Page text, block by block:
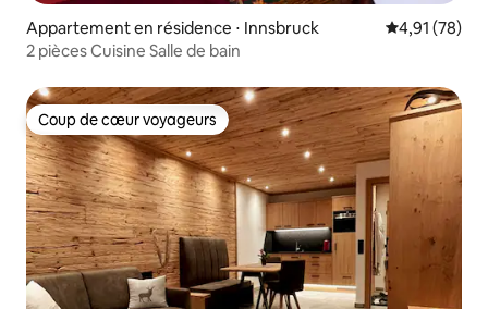
Appartement en résidence ⋅ Innsbruck Évaluation
4,91 (78)
2 pièces Cuisine Salle de bain
Coup de cœur voyageurs
Coup de cœur voyageurs